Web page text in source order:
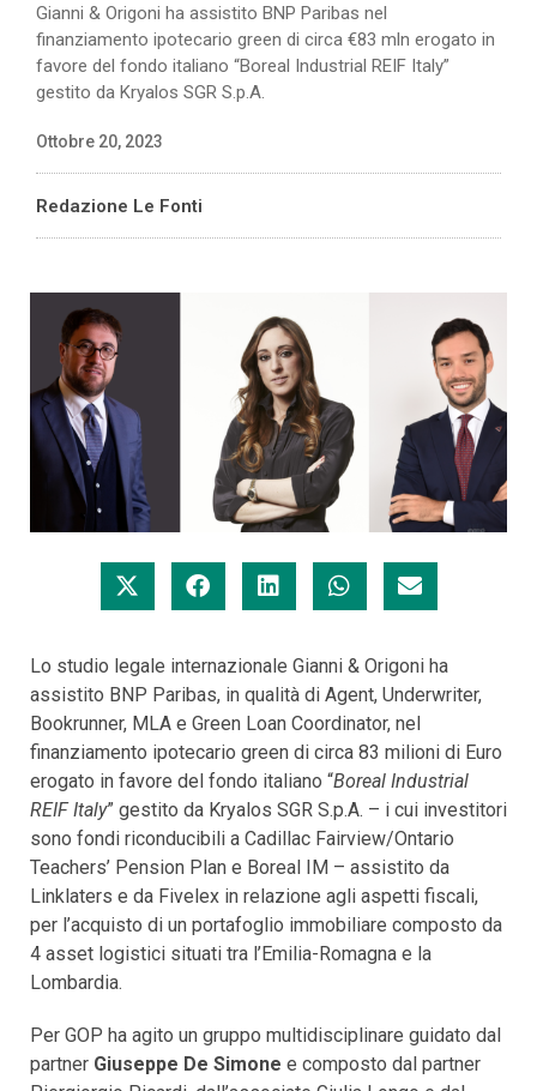
Gianni & Origoni ha assistito BNP Paribas nel
finanziamento ipotecario green di circa €83 mln erogato in
favore del fondo italiano “Boreal Industrial REIF Italy”
gestito da Kryalos SGR S.p.A.
Ottobre 20, 2023
Redazione Le Fonti
Lo studio legale internazionale Gianni & Origoni ha
assistito BNP Paribas, in qualità di Agent, Underwriter,
Bookrunner, MLA e Green Loan Coordinator, nel
finanziamento ipotecario green di circa 83 milioni di Euro
erogato in favore del fondo italiano “Boreal Industrial
REIF Italy” gestito da Kryalos SGR S.p.A. – i cui investitori
sono fondi riconducibili a Cadillac Fairview/Ontario
Teachers’ Pension Plan e Boreal IM – assistito da
Linklaters e da Fivelex in relazione agli aspetti fiscali,
per l’acquisto di un portafoglio immobiliare composto da
4 asset logistici situati tra l’Emilia-Romagna e la
Lombardia.
Per GOP ha agito un gruppo multidisciplinare guidato dal
partner Giuseppe De Simone e composto dal partner